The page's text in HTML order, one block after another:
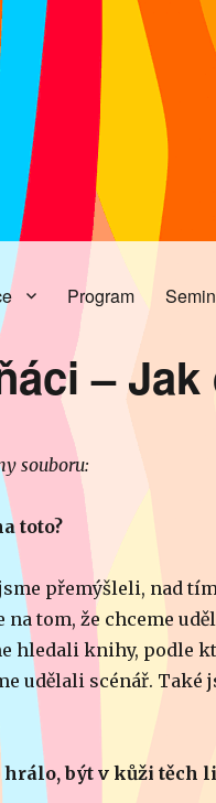
Program
–
souboru:
toto?
přemýšleli, nad
na tom, že chceme
hledali knihy, podle
udělali scénář. Také
hrálo, být v kůži těch